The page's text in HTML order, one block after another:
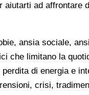
ad
ansia sociale,
che limitano la
di energia e
crisi,